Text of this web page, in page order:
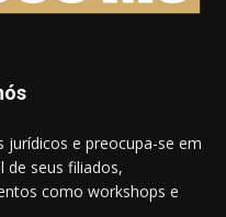
jurídicos e preocupa-se em
de seus filiados,
como workshops e